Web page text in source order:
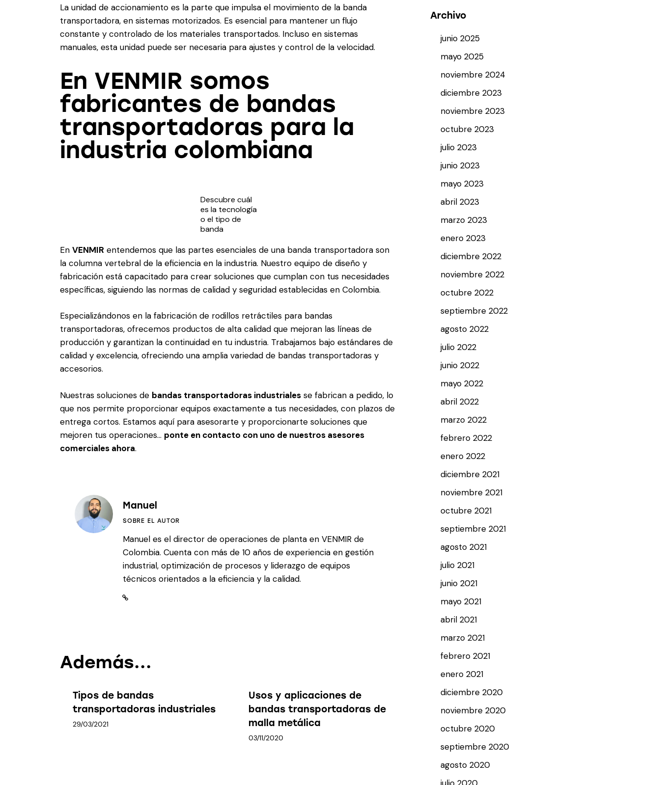
La unidad de accionamiento es la parte que impulsa el movimiento de la banda
transportadora, en sistemas motorizados. Es esencial para mantener un flujo
constante y controlado de los materiales transportados. Incluso en sistemas
manuales, esta unidad puede ser necesaria para ajustes y control de la velocidad.
En VENMIR somos
fabricantes de bandas
transportadoras para la
industria colombiana
Descubre cuál
es la tecnología
o el tipo de
banda
ideal para tu
aplicación
industrial
En VENMIR entendemos que las partes esenciales de una banda transportadora son
la columna vertebral de la eficiencia en la industria. Nuestro equipo de diseño y
fabricación está capacitado para crear soluciones que cumplan con tus necesidades
específicas, siguiendo las normas de calidad y seguridad establecidas en Colombia.
Especializándonos en la fabricación de rodillos retráctiles para bandas
transportadoras, ofrecemos productos de alta calidad que mejoran las líneas de
producción y garantizan la continuidad en tu industria. Trabajamos bajo estándares de
calidad y excelencia, ofreciendo una amplia variedad de bandas transportadoras y
accesorios.
Nuestras soluciones de bandas transportadoras industriales se fabrican a pedido, lo
que nos permite proporcionar equipos exactamente a tus necesidades, con plazos de
entrega cortos. Estamos aquí para asesorarte y proporcionarte soluciones que
mejoren tus operaciones… ponte en contacto con uno de nuestros asesores
comerciales ahora.
Manuel
SOBRE EL AUTOR
Manuel es el director de operaciones de planta en VENMIR de
Colombia. Cuenta con más de 10 años de experiencia en gestión
industrial, optimización de procesos y liderazgo de equipos
técnicos orientados a la eficiencia y la calidad.
Además...
Tipos de bandas
transportadoras industriales
29/03/2021
Usos y aplicaciones de
bandas transportadoras de
malla metálica
03/11/2020
Archivo
junio 2025
mayo 2025
noviembre 2024
diciembre 2023
noviembre 2023
octubre 2023
julio 2023
junio 2023
mayo 2023
abril 2023
marzo 2023
enero 2023
diciembre 2022
noviembre 2022
octubre 2022
septiembre 2022
agosto 2022
julio 2022
junio 2022
mayo 2022
abril 2022
marzo 2022
febrero 2022
enero 2022
diciembre 2021
noviembre 2021
octubre 2021
septiembre 2021
agosto 2021
julio 2021
junio 2021
mayo 2021
abril 2021
marzo 2021
febrero 2021
enero 2021
diciembre 2020
noviembre 2020
octubre 2020
septiembre 2020
agosto 2020
julio 2020